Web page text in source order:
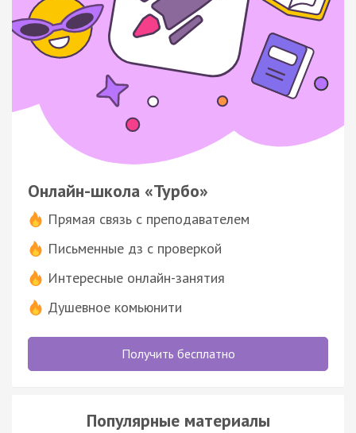
Онлайн-школа «Турбо»
Прямая связь с преподавателем
Письменные дз с проверкой
Интересные онлайн-занятия
Душевное комьюнити
Получить бесплатно
Популярные материалы